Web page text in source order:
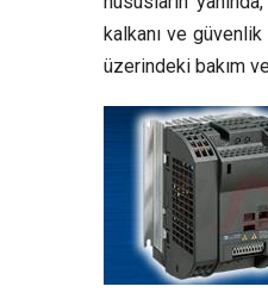
kalkanı ve
üzerindeki bakım